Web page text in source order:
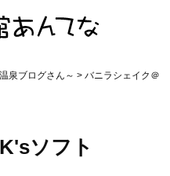
泉ブログさん～ > バニラシェイク＠
ソフト